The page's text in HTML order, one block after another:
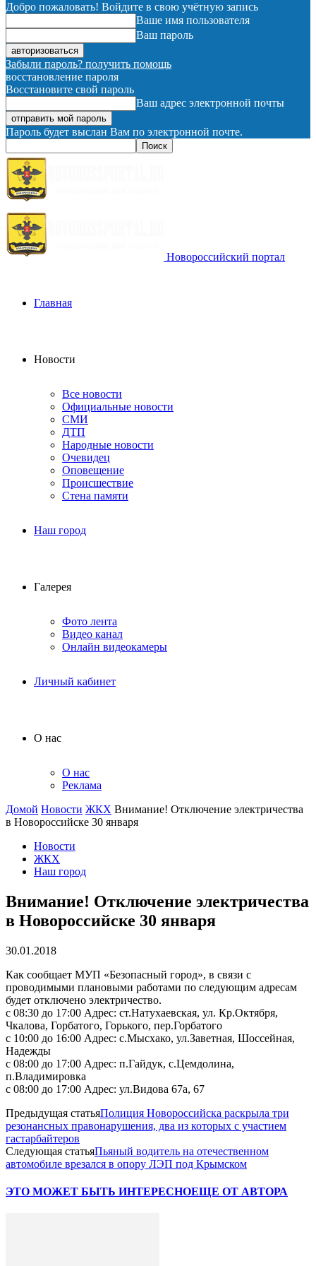
Добро пожаловать! Войдите в свою учётную запись
Ваше имя пользователя
Ваш пароль
Забыли пароль? получить помощь
восстановление пароля
Восстановите свой пароль
Ваш адрес электронной почты
Пароль будет выслан Вам по электронной почте.
Новороссийский портал
Главная
Новости
Все новости
Официальные новости
СМИ
ДТП
Народные новости
Очевидец
Оповещение
Происшествие
Стена памяти
Наш город
Галерея
Фото лента
Видео канал
Онлайн видеокамеры
Личный кабинет
О нас
О нас
Реклама
Домой Новости ЖКХ Внимание! Отключение электричества
в Новороссийске 30 января
Новости
ЖКХ
Наш город
Внимание! Отключение электричества
в Новороссийске 30 января
30.01.2018
Как сообщает МУП «Безопасный город», в связи с
проводимыми плановыми работами по следующим адресам
будет отключено электричество.
с 08:30 до 17:00 Адрес: ст.Натухаевская, ул. Кр.Октября,
Чкалова, Горбатого, Горького, пер.Горбатого
с 10:00 до 16:00 Адрес: с.Мысхако, ул.Заветная, Шоссейная,
Надежды
с 08:00 до 17:00 Адрес: п.Гайдук, с.Цемдолина,
п.Владимировка
с 08:00 до 17:00 Адрес: ул.Видова 67а, 67
Предыдущая статьяПолиция Новороссийска раскрыла три
резонансных правонарушения, два из которых с участием
гастарбайтеров
Следующая статьяПьяный водитель на отечественном
автомобиле врезался в опору ЛЭП под Крымском
ЭТО МОЖЕТ БЫТЬ ИНТЕРЕСНОЕЩЕ ОТ АВТОРА